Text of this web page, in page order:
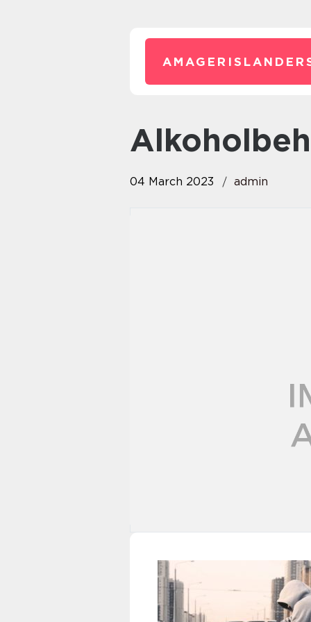
04 March 2023 admin